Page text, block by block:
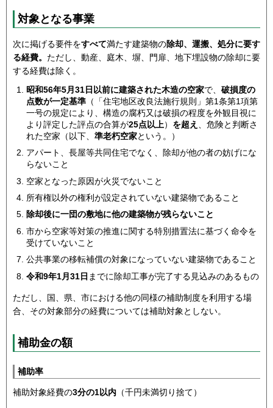
対象となる事業
次に掲げる要件をすべて満たす建築物の除却、運搬、処分に要す
る経費。 ただし、動産、庭木、塀、門扉、地下埋設物の除却に要
する経費は除く。
昭和56年5月31日以前に建築された木造の空家で、 破損度の
点数が一定基準 （「住宅地区改良法施行規則」第1条第1項第
一号の規定により、構造の腐朽又は破損の程度を外観目視に
より評定した評点の合算が25点以上） を超え
、危険と判断さ
れた空家（以下、 準老朽空家という。）
アパート、長屋等共同住宅でなく、除却が他の者の妨げにな
らないこと
空家となった原因が火災でないこと
所有権以外の権利が設定されていない建築物であること
除却後に一団の敷地に他の建築物が残らないこと
市から空家等対策の推進に関する特別措置法に基づく命令を
受けていないこと
公共事業の移転補償の対象になっていない建築物であること
令和9年1月31日 までに除却工事が完了する見込みのあるもの
ただし、国、県、市における他の同様の補助制度を利用する場
合、その対象部分の経費については補助対象としない。
補助金の額
補助率
補助対象経費の3分の1以内 （千円未満切り捨て）